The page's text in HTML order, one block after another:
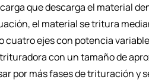
que descarga el material
el material se tritura
cuatro ejes con potencia
con un tamaño de
por más fases de trituración y